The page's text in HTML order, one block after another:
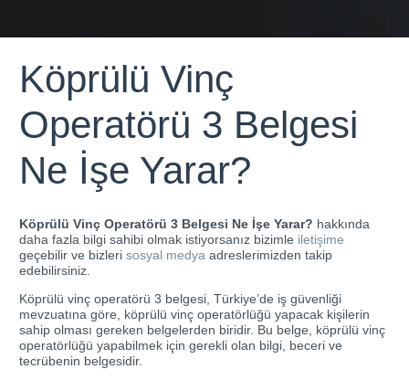
Köprülü Vinç
Operatörü 3 Belgesi
Ne İşe Yarar?
Köprülü Vinç Operatörü 3 Belgesi Ne İşe Yarar? hakkında
daha fazla bilgi sahibi olmak istiyorsanız bizimle iletişime
geçebilir ve bizleri sosyal medya adreslerimizden takip
edebilirsiniz.
Köprülü vinç operatörü 3 belgesi, Türkiye’de iş güvenliği
mevzuatına göre, köprülü vinç operatörlüğü yapacak kişilerin
sahip olması gereken belgelerden biridir. Bu belge, köprülü vinç
operatörlüğü yapabilmek için gerekli olan bilgi, beceri ve
tecrübenin belgesidir.